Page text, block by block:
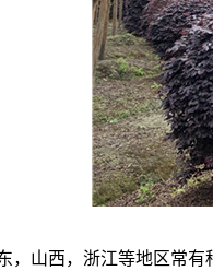
，山西，浙江等地区常